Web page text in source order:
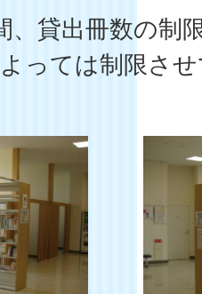
、貸出冊数の制
っては制限さ